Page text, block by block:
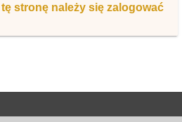
stronę należy się zalogować